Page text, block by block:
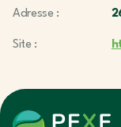
Adresse :
Site :